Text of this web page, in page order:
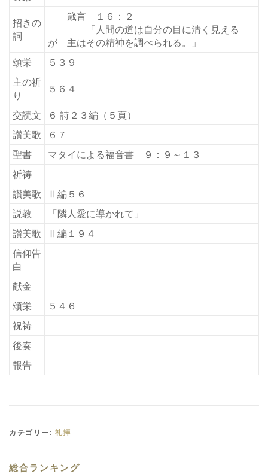
招きの
詞
箴言 １６：２
「人間の道は自分の目に清く見える
が 主はその精神を調べられる。」
頌栄
５３９
主の祈
り
５６４
交読文
６ 詩２３編（５頁）
讃美歌
６７
聖書
マタイによる福音書 ９：９～１３
祈祷
讃美歌
Ⅱ編５６
説教
「隣人愛に導かれて」
讃美歌
Ⅱ編１９４
信仰告
白
献金
頌栄
５４６
祝祷
後奏
報告
カテゴリー: 礼拝
総合ランキング